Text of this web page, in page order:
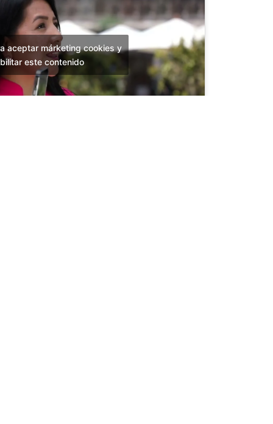
aceptar márketing cookies y
este contenido